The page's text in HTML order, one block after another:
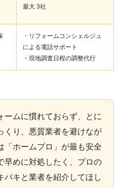
最大 3社
・リフォームコンシェルジュ
による電話サポート
・現地調査日程の調整代行
ームに慣れておらず、とに
くり、悪質業者を避けなが
「ホームプロ」が最も安全
早めに対処したく、プロの
パキと業者を紹介してほし